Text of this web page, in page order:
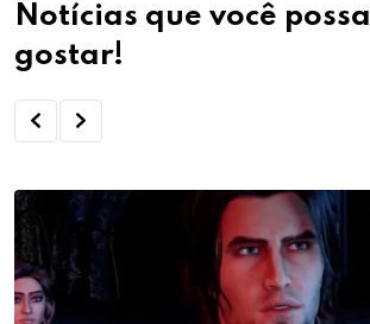
Notícias que você possa
gostar!